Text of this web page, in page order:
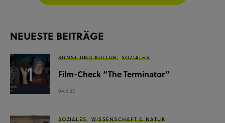
NEUESTE BEITRÄGE
KUNST UND KULTUR SOZIALES
Film-Check “The Terminator”
04.11.25
SOZIALES WISSENSCHAFT & NATUR